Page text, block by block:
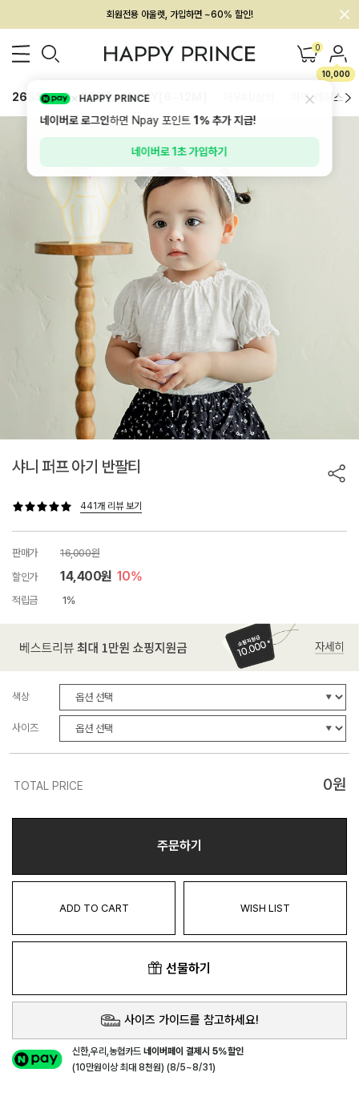
회원전용 아울렛, 가입하면 ~60% 할인!
멤버십 최대 28,000원 혜택 0
10,000
26SS 신상 BEST BABY[6~12M] 하의/레깅스
1 / 4
샤니 퍼프 아기 반팔티
441개 리뷰 보기
판매가
16,000원
할인가
14,400원 10%
적립금 1%
색상
사이즈
TOTAL PRICE 0원
주문하기
ADD TO CART WISH LIST
선물하기
사이즈 가이드를 참고하세요!
신한,우리,농협카드네이버페이 결제시 5%할인
(10만원이상 최대 8천원) (8/5~8/31)
HAPPY PRINCE
네이버로 로그인하면 Npay 포인트1%추가 지급!
네이버로 1초 가입하기